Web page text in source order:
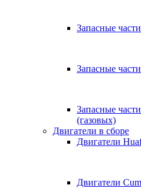
Запасные
Запасные
Запасные
(газовых)
Двигатели в сборе
Двигатели
Двигатели